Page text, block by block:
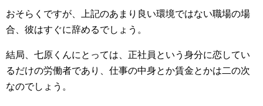
おそらくですが、上記のあまり良い環境ではない職場の場
合、彼はすぐに辞めるでしょう。
結局、七原くんにとっては、正社員という身分に恋してい
るだけの労働者であり、仕事の中身とか賃金とかは二の次
なのでしょう。